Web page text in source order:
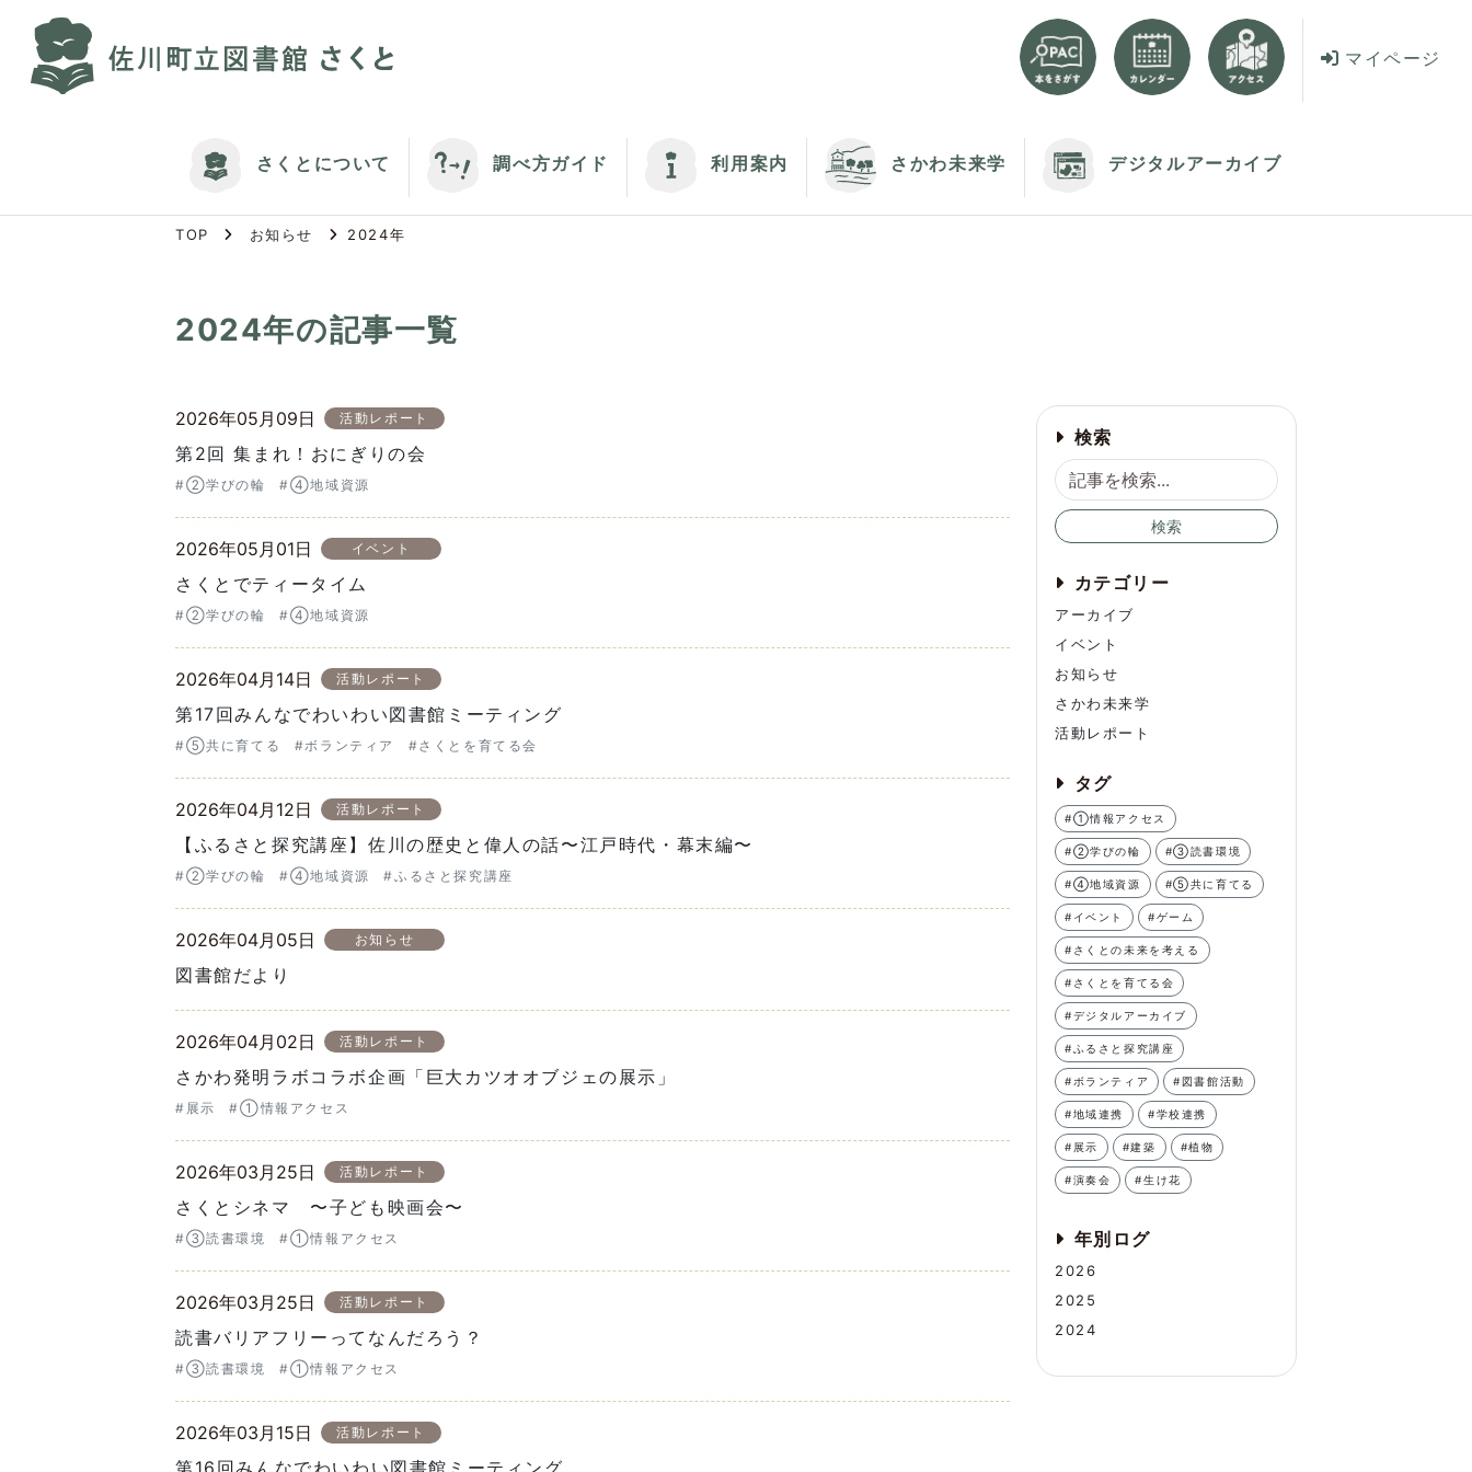
e
マイページ
さくとについて 調べ方ガイド 利用案内 さかわ未来学 デジタルアーカイブ
TOP お知らせ 2024年
2024年の記事一覧
2026年05月09日 活動レポート
第2回 集まれ！おにぎりの会
#②学びの輪 #④地域資源
2026年05月01日 イベント
さくとでティータイム
#②学びの輪 #④地域資源
2026年04月14日 活動レポート
第17回みんなでわいわい図書館ミーティング
#⑤共に育てる #ボランティア #さくとを育てる会
2026年04月12日 活動レポート
【ふるさと探究講座】佐川の歴史と偉人の話〜江戸時代・幕末編〜
#②学びの輪 #④地域資源 #ふるさと探究講座
2026年04月05日 お知らせ
図書館だより
2026年04月02日 活動レポート
さかわ発明ラボコラボ企画「巨大カツオオブジェの展示」
#展示 #①情報アクセス
2026年03月25日 活動レポート
さくとシネマ 〜子ども映画会〜
#③読書環境 #①情報アクセス
2026年03月25日 活動レポート
読書バリアフリーってなんだろう？
#③読書環境 #①情報アクセス
2026年03月15日 活動レポート
第16回みんなでわいわい図書館ミーティング
検索
検索
カテゴリー
アーカイブ
イベント
お知らせ
さかわ未来学
活動レポート
タグ
#①情報アクセス
#②学びの輪 #③読書環境
#④地域資源 #⑤共に育てる
#イベント #ゲーム
#さくとの未来を考える
#さくとを育てる会
#デジタルアーカイブ
#ふるさと探究講座
#ボランティア #図書館活動
#地域連携 #学校連携
#展示 #建築 #植物
#演奏会 #生け花
年別ログ
2026
2025
2024